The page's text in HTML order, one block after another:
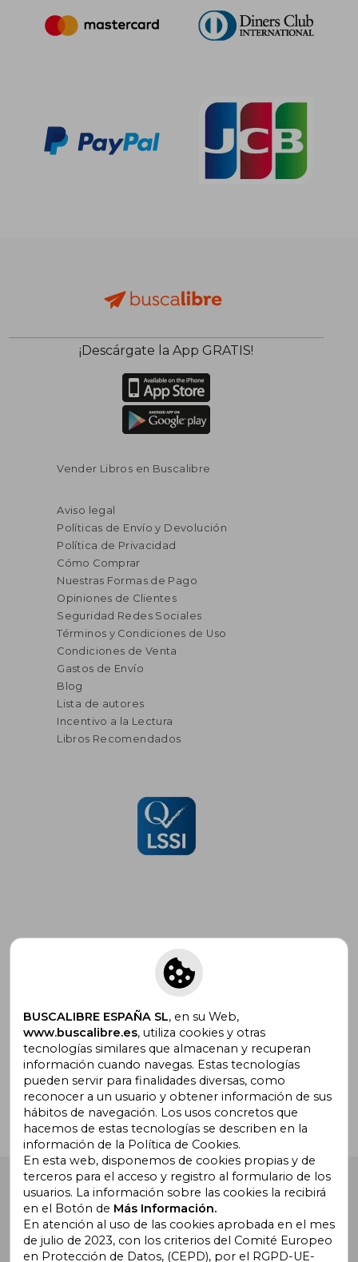
¡Descárgate la App GRATIS!
Vender Libros en Buscalibre
Aviso legal
Políticas de Envío y Devolución
Política de Privacidad
Cómo Comprar
Nuestras Formas de Pago
Opiniones de Clientes
Seguridad Redes Sociales
Términos y Condiciones de Uso
Condiciones de Venta
Gastos de Envío
Blog
Lista de autores
Incentivo a la Lectura
Libros Recomendados
Suscríbete para recibir ofertas y
promociones
¿Necesitas ayuda?
Ir a Centro de Soporte
Buscalibre España . Calle Energía, 65, Nave 3 (08940),
Cornellà de Llobregat, Barcelona. Derechos Reservados.
BUSCALIBRE ESPAÑA SL, en su Web,
www.buscalibre.es, utiliza cookies y otras
tecnologías similares que almacenan y recuperan
información cuando navegas. Estas tecnologías
pueden servir para finalidades diversas, como
reconocer a un usuario y obtener información de sus
hábitos de navegación. Los usos concretos que
hacemos de estas tecnologías se describen en la
información de la Política de Cookies.
En esta web, disponemos de cookies propias y de
terceros para el acceso y registro al formulario de los
usuarios. La información sobre las cookies la recibirá
en el Botón de Más Información.
En atención al uso de las cookies aprobada en el mes
de julio de 2023, con los criterios del Comité Europeo
en Protección de Datos, (CEPD), por el RGPD-UE-